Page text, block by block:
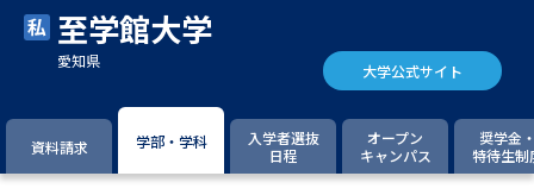
大学パンフ
大学入学共通テスト利用選抜の
過去問題集
至学館大学
愛知県 大学公式サイト
資料請求 学部・学科
入学者選抜
日程
オープン
キャンパス
奨学金
特待生制